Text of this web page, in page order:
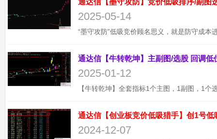
2025-05-14
2025-01-12
通达信【创业板竞价低吸猎手】创1号
2024-12-07